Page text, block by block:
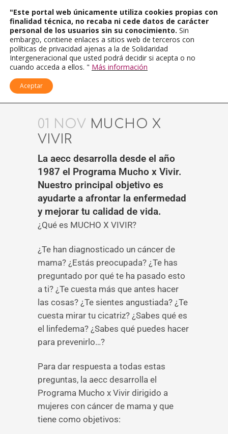
01 NOV MUCHO X
VIVIR
La aecc desarrolla desde el año
1987 el Programa Mucho x Vivir.
Nuestro principal objetivo es
ayudarte a afrontar la enfermedad
y mejorar tu calidad de vida.
¿Qué es MUCHO X VIVIR?
¿Te han diagnosticado un cáncer de
mama? ¿Estás preocupada? ¿Te has
preguntado por qué te ha pasado esto
a ti? ¿Te cuesta más que antes hacer
las cosas? ¿Te sientes angustiada? ¿Te
cuesta mirar tu cicatriz? ¿Sabes qué es
el linfedema? ¿Sabes qué puedes hacer
para prevenirlo…?
Para dar respuesta a todas estas
preguntas, la aecc desarrolla el
Programa Mucho x Vivir dirigido a
mujeres con cáncer de mama y que
tiene como objetivos:
"Este portal web únicamente utiliza cookies propias con
finalidad técnica, no recaba ni cede datos de carácter
personal de los usuarios sin su conocimiento. Sin
embargo, contiene enlaces a sitios web de terceros con
políticas de privacidad ajenas a la de Solidaridad
Intergeneracional que usted podrá decidir si acepta o no
cuando acceda a ellos. " Más información
Aceptar